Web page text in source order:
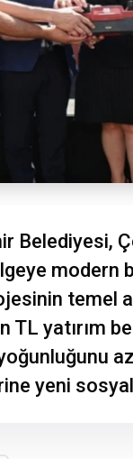
Belediyesi,
modern
temel
TL yatırım
yeni